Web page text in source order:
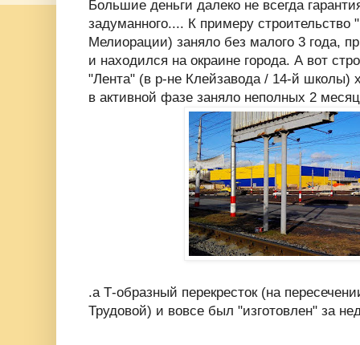
Большие деньги далеко не всегда
задуманного.... К примеру строительство
Мелиорации) заняло без малого 3 года,
и находился на окраине города. А вот
"Лента" (в р-не Клейзавода / 14-й школы)
в активной фазе заняло неполных 2
.а Т-образный перекресток (на
Трудовой) и вовсе был "изготовлен" за